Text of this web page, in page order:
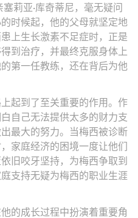
莉亚·库奇蒂尼，毫无疑问
时候起，他的父母就坚定地
上生长激素不足症时，正是
到治疗，并最终克服身体上
第一任教练，还在背后为他
起到了至关重要的作用。作
自己无法提供太多的财力支
最大的努力。当梅西被诊断
家庭经济的困境一度让他们
旧咬牙坚持，为梅西争取到
支持无疑为梅西的职业生涯
的成长过程中扮演着重要角